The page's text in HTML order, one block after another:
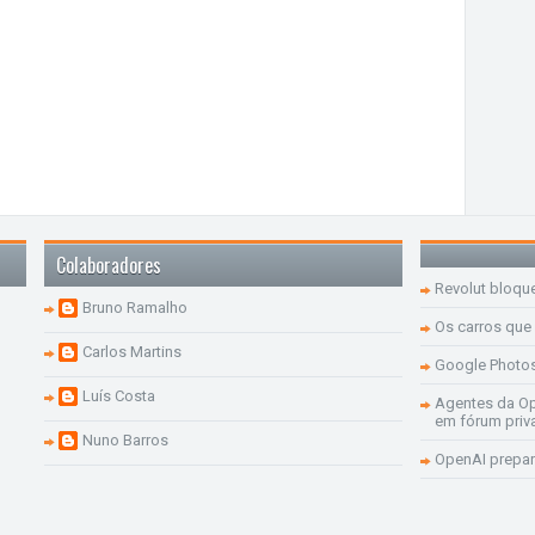
Colaboradores
Bruno Ramalho
Carlos Martins
Luís Costa
Nuno Barros
Revolut
Os carros
Google
Agentes da
em fórum
OpenAI